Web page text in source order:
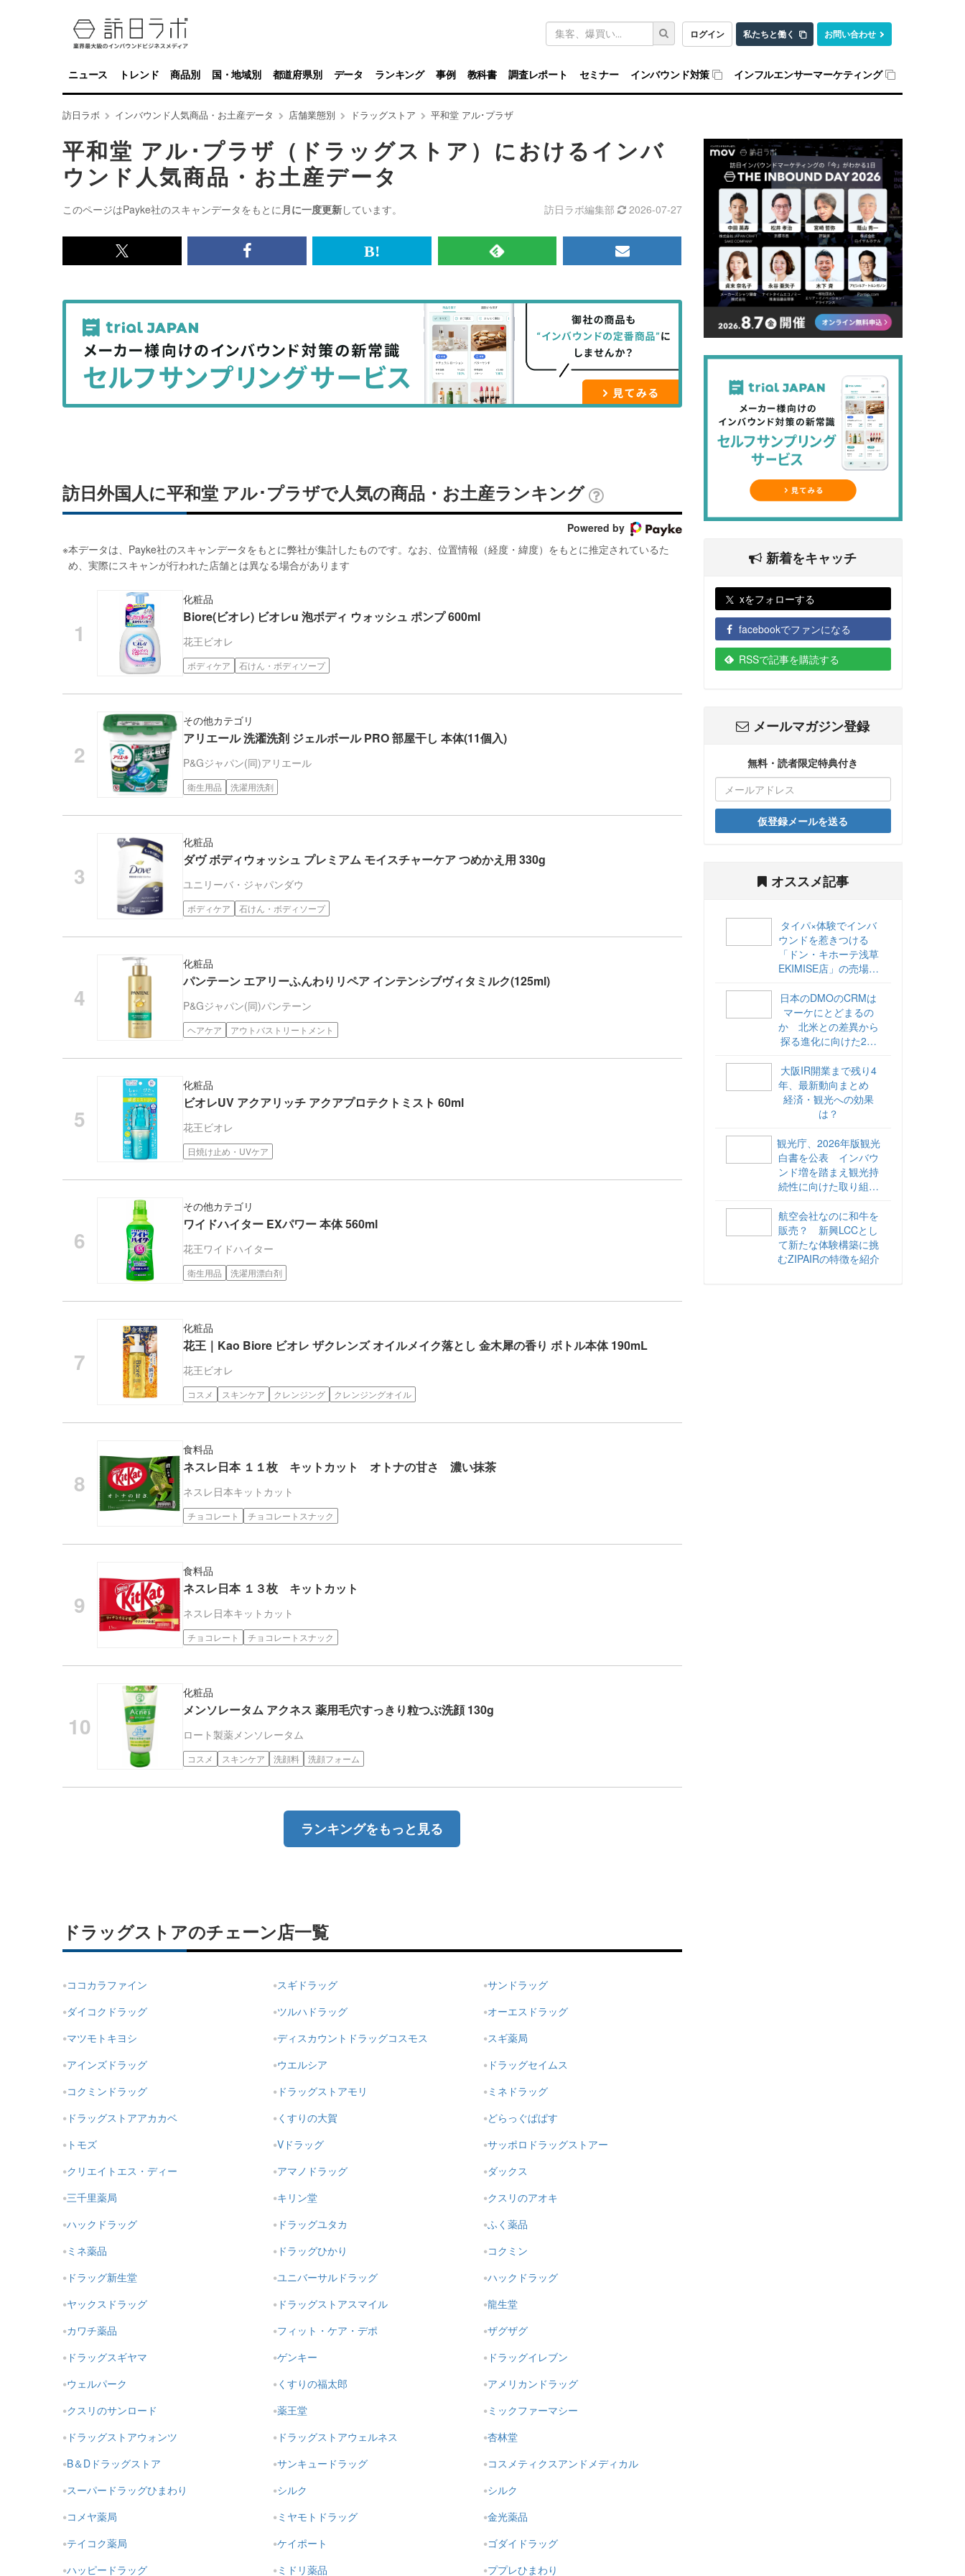
ログイン 私たちと働く お問い合わせ
キ
ワ
ド
検
索
ニュース トレンド 商品別 国・地域別 都道府県別 データ ランキング 事例 教科書 調査レポート セミナー インバウンド対策 インフルエンサーマーケティング
訪日ラボ インバウンド人気商品・お土産データ 店舗業態別 ドラッグストア 平和堂 アル･プラザ
平和堂 アル･プラザ（ドラッグストア）におけるインバ
ウンド人気商品・お土産データ
このページはPayke社のスキャンデータをもとに月に一度更新しています。 訪日ラボ編集部 2026-07-27
x<br>
記
事
を
シ
ェ
Facebook<br>
記
を
シ
ェ
は
な
ッ
ク
マ
追
加
RSS
記
事
を
購
読
メ
マ
ガ
登
録
す
訪日外国人に平和堂 アル･プラザで人気の商品・お土産ランキング
Powered by
※本データは、Payke社のスキャンデータをもとに弊社が集計したものです。なお、位置情報（経度・緯度）をもとに推定されているた
め、実際にスキャンが行われた店舗とは異なる場合があります
化粧品
Biore(ビオレ) ビオレu 泡ボディ ウォッシュ ポンプ 600ml
花王ビオレ
ボディケア 石けん・ボディソープ
その他カテゴリ
アリエール 洗濯洗剤 ジェルボール PRO 部屋干し 本体(11個入)
P&Gジャパン(同)アリエール
衛生用品 洗濯用洗剤
化粧品
ダヴ ボディウォッシュ プレミアム モイスチャーケア つめかえ用 330g
ユニリーバ・ジャパンダウ
ボディケア 石けん・ボディソープ
化粧品
パンテーン エアリーふんわりリペア インテンシブヴィタミルク(125ml)
P&Gジャパン(同)パンテーン
ヘアケア アウトバストリートメント
化粧品
ビオレUV アクアリッチ アクアプロテクトミスト 60ml
花王ビオレ
日焼け止め・UVケア
その他カテゴリ
ワイドハイター EXパワー 本体 560ml
花王ワイドハイター
衛生用品 洗濯用漂白剤
化粧品
花王｜Kao Biore ビオレ ザクレンズ オイルメイク落とし 金木犀の香り ボトル本体 190mL
花王ビオレ
コスメ スキンケア クレンジング クレンジングオイル
食料品
ネスレ日本 １１枚 キットカット オトナの甘さ 濃い抹茶
ネスレ日本キットカット
チョコレート チョコレートスナック
食料品
ネスレ日本 １３枚 キットカット
ネスレ日本キットカット
チョコレート チョコレートスナック
化粧品
メンソレータム アクネス 薬用毛穴すっきり粒つぶ洗顔 130g
ロート製薬メンソレータム
コスメ スキンケア 洗顔料 洗顔フォーム
ランキングをもっと見る
ドラッグストアのチェーン店一覧
ココカラファイン スギドラッグ
サンドラッグ
ダイコクドラッグ
ツルハドラッグ
オーエスドラッグ
マツモトキヨシ
ディスカウントドラッグコスモス
スギ薬局
アインズドラッグ
ウエルシア
ドラッグセイムス
コクミンドラッグ
ドラッグストアモリ
ミネドラッグ
ドラッグストアアカカベ
くすりの大賀
どらっぐぱぱす
トモズ
Vドラッグ
サッポロドラッグストアー
クリエイトエス・ディー
アマノドラッグ
ダックス
三千里薬局
キリン堂
クスリのアオキ
ハックドラッグ
ドラッグユタカ
ふく薬品
ミネ薬品
ドラッグひかり
コクミン
ドラッグ新生堂
ユニバーサルドラッグ
ハックドラッグ
ヤックスドラッグ
ドラッグストアスマイル
龍生堂
カワチ薬品
フィット・ケア・デポ
ザグザグ
ドラッグスギヤマ
ゲンキー
ドラッグイレブン
ウェルパーク
くすりの福太郎
アメリカンドラッグ
クスリのサンロード
薬王堂
ミックファーマシー
ドラッグストアウォンツ
ドラッグストアウェルネス
杏林堂
B＆Dドラッグストア
サンキュードラッグ
コスメティクスアンドメディカル
スーパードラッグひまわり
シルク
シルク
コメヤ薬局
ミヤモトドラッグ
金光薬品
テイコク薬局
ケイポート
ゴダイドラッグ
ハッピードラッグ
ミドリ薬品 ププレひまわり
新着をキャッチ
xをフォローする
facebookでファンになる
RSSで記事を購読する
メールマガジン登録
無料・読者限定特典付き
仮登録メールを送る
オススメ記事
タイパ×体験でインバ
ウンドを惹きつける
「ドン・キホーテ浅草
EKIMISE店」の売場づ
日本のDMOのCRMは
マーケにとどまるの
か 北米との差異から
探る進化に向けた2ス
海外DMOのリアル
vol.6】
大阪IR開業まで残り4
年、最新動向まとめ
経済・観光への効果
は？
観光庁、2026年版観光
白書を公表 インバウ
ンド増を踏まえ観光持
続性に向けた取り組み
航空会社なのに和牛を
販売？ 新興LCCとし
て新たな体験構築に挑
むZIPAIRの特徴を紹介